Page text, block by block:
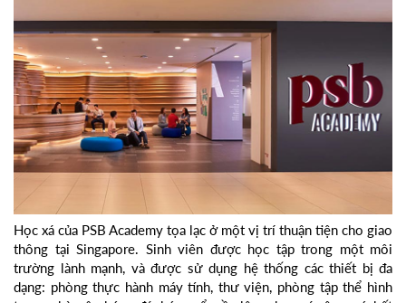
Học xá của PSB Academy tọa lạc ở một vị trí thuận tiện cho giao
thông tại Singapore. Sinh viên được học tập trong một môi
trường lành mạnh, và được sử dụng hệ thống các thiết bị đa
dạng: phòng thực hành máy tính, thư viện, phòng tập thể hình